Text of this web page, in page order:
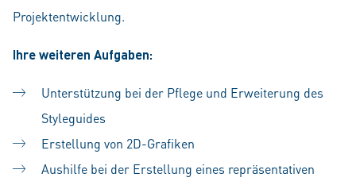
Projektentwicklung.
Ihreweiteren Aufgaben:
Unterstützung bei der Pflege und Erweiterung des
Styleguides
Erstellung von 2D-Grafiken
Aushilfe bei der Erstellung eines repräsentativen